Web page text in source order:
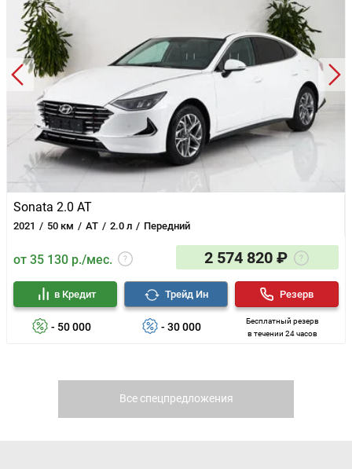
USB разъем для подключения внешних устройств
Отделка руля и рукоятки КПП кожей
Передние и задние брызговики
Антена на крыше типа "плавник"
Цвет металлик/перламутр — 15 000 ₽
Sonata 2.0 AT
2021 50 км AT 2.0 л Передний
от 35 130 р./мес. 2 574 820 ₽
- 50 000
в Кредит
- 30 000
Трейд Ин
Бесплатный резерв
в течении 24 часов
Резерв
Все спецпредложения